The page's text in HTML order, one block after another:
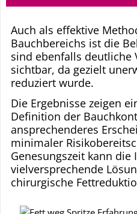
Auch als effektive
Bauchbereichs ist die
sind ebenfalls deutliche
sichtbar, da gezielt
reduziert wurde.
Die Ergebnisse zeigen
Definition der
ansprechenderes
minimaler
Genesungszeit kann
vielversprechende
chirurgische